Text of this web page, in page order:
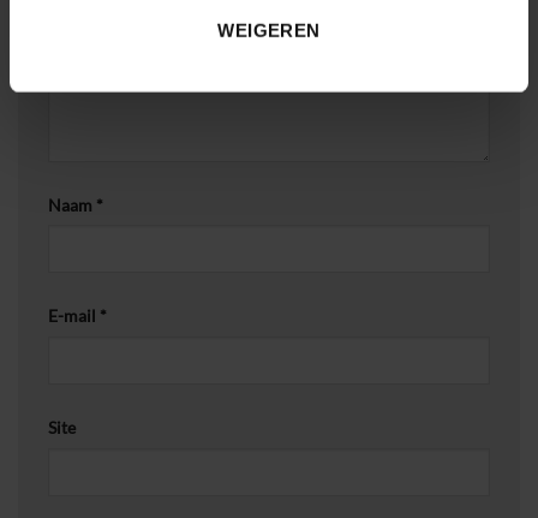
WEIGEREN
Naam *
E-mail *
Site